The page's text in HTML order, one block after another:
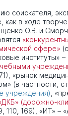
соискателя,
как в ходе
О.В. и
сфере»
институты»
«рынок
(в частности,
учреждения)
,
(дорожно-
110, 169), «ИТ» –